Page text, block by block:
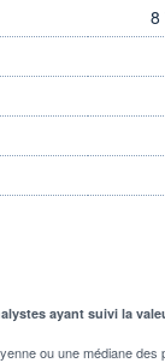
8
ayant suivi la
ou une médiane des